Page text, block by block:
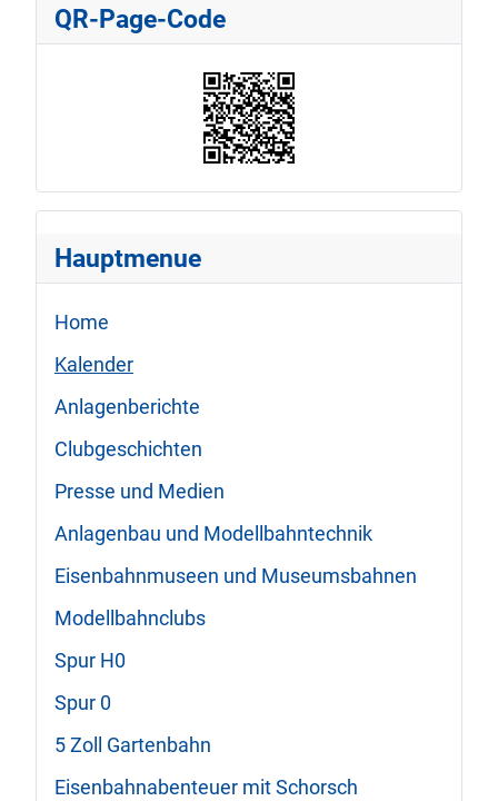
QR-Page-Code
Hauptmenue
Home
Kalender
Anlagenberichte
Clubgeschichten
Presse und Medien
Anlagenbau und Modellbahntechnik
Eisenbahnmuseen und Museumsbahnen
Modellbahnclubs
Spur H0
Spur 0
5 Zoll Gartenbahn
Eisenbahnabenteuer mit Schorsch